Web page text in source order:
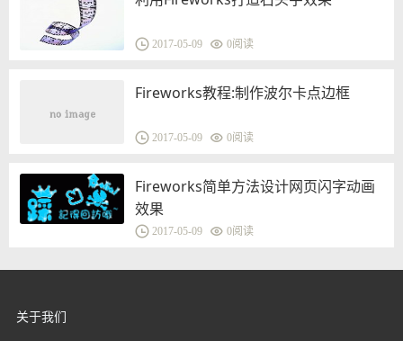
2017-05-09 0阅读
Fireworks教程:制作波尔卡点边框
2017-05-09 0阅读
Fireworks简单方法设计网页闪字动画
效果
2017-05-09 0阅读
关于我们